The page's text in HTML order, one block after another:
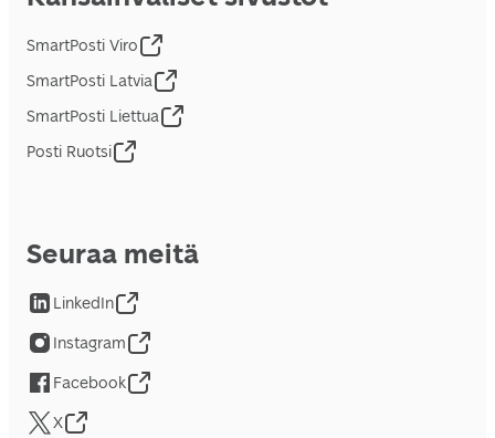
SmartPosti Viro
SmartPosti Latvia
SmartPosti Liettua
Posti Ruotsi
Seuraa meitä
LinkedIn
Instagram
Facebook
X